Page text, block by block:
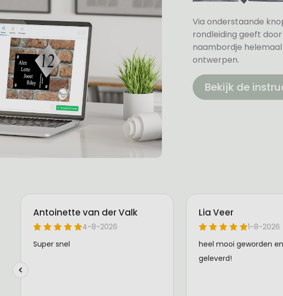
Via onderstaande
rondleiding geeft
naambordje
ontwerpen.
Bekijk de